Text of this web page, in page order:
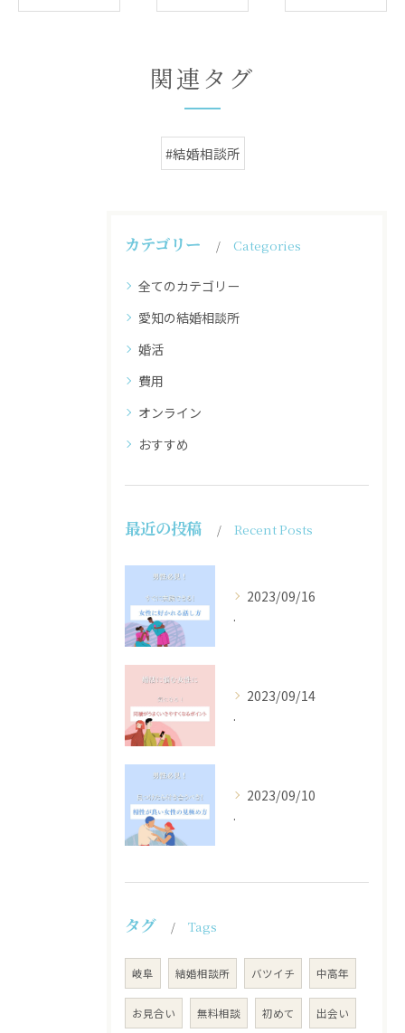
関連タグ
#結婚相談所
カテゴリー Categories
全てのカテゴリー
愛知の結婚相談所
婚活
費用
オンライン
おすすめ
最近の投稿 Recent Posts
2023/09/16
.
2023/09/14
.
2023/09/10
.
タグ Tags
岐阜 結婚相談所 バツイチ 中高年
お見合い 無料相談 初めて 出会い